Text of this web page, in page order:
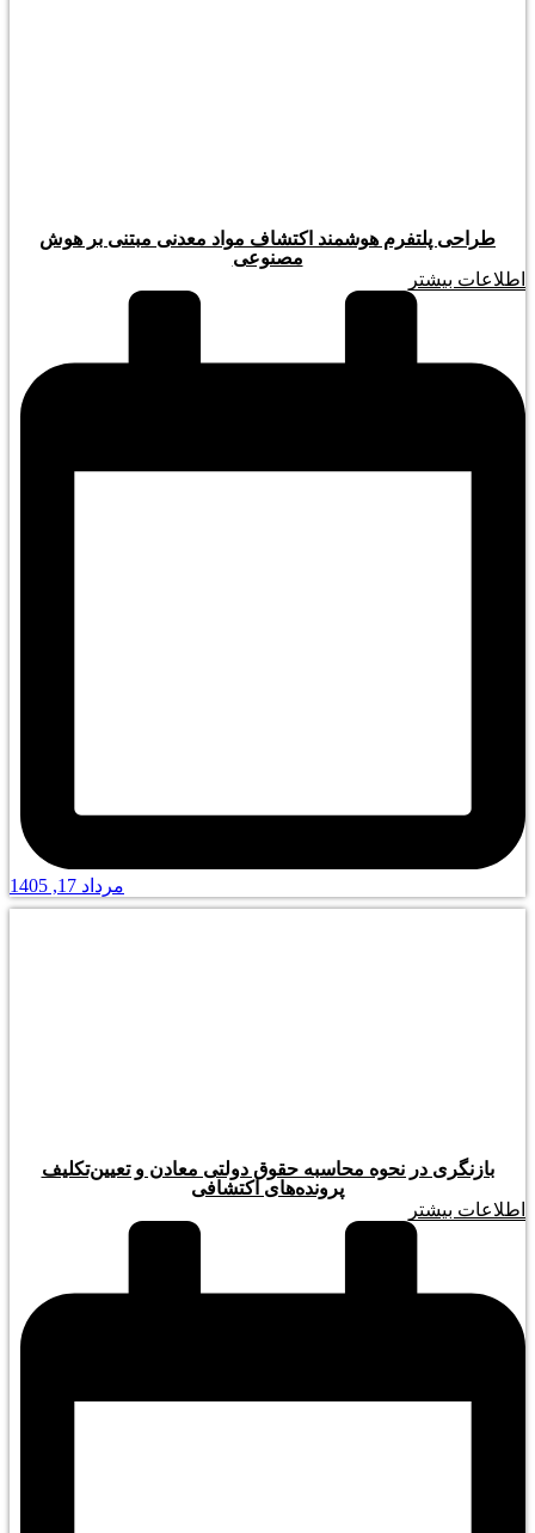
طراحی پلتفرم هوشمند اکتشاف مواد معدنی مبتنی بر هوش
مصنوعی
اطلاعات بیشتر
مرداد 17, 1405
بازنگری در نحوه محاسبه حقوق دولتی معادن و تعیین‌تکلیف
پرونده‌های اکتشافی
اطلاعات بیشتر